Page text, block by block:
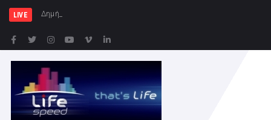
LIVE Δημήτρης Μελίδης: «Ο ΣΥΡΙΖΑ